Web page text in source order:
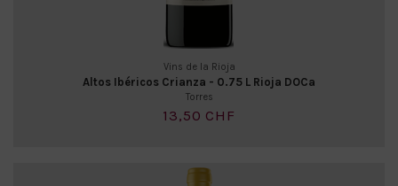
Vins de la Rioja
Altos Ibéricos Crianza - 0.75 L Rioja DOCa
Torres
13,50 CHF